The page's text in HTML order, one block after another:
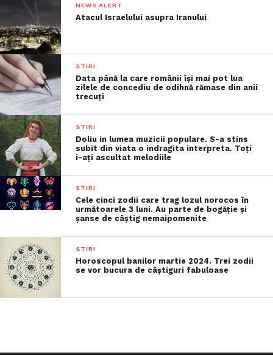
NEWS ALERT
Atacul Israelului asupra Iranului
STIRI
Data până la care românii îşi mai pot lua
zilele de concediu de odihnă rămase din anii
trecuţi
STIRI
Doliu in lumea muzicii populare. S-a stins
subit din viata o indragita interpreta. Toți
i-ați ascultat melodiile
STIRI
Cele cinci zodii care trag lozul norocos în
următoarele 3 luni. Au parte de bogăție și
șanse de câștig nemaipomenite
STIRI
Horoscopul banilor martie 2024. Trei zodii
se vor bucura de câștiguri fabuloase